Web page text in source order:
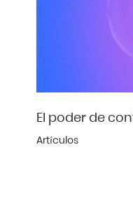
El poder de
Artículos